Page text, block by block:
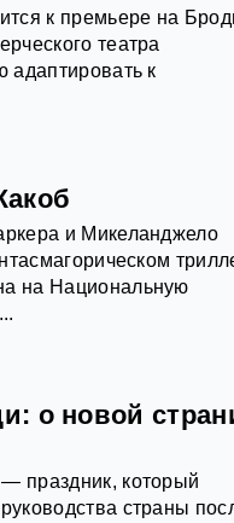
к премьере на
театра
адаптировать к
и Микеланджело
на Национальную
о новой
праздник, который
страны